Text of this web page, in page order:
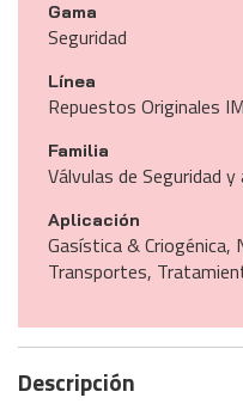
Gama
Seguridad
Línea
Repuestos Originales
Familia
Válvulas de Seguridad y
Aplicación
Gasística & Criogénica,
Transportes,
Descripción